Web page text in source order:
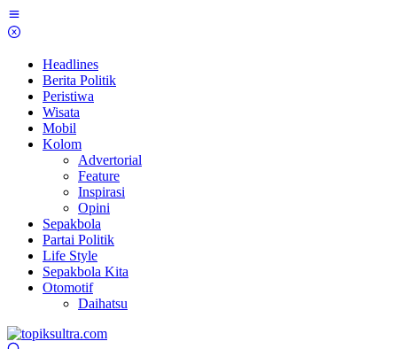
Skip
to
Headlines
Berita Politik
Peristiwa
Wisata
Mobil
Kolom
Advertorial
Feature
Inspirasi
Opini
Sepakbola
Partai Politik
Life Style
Sepakbola Kita
Otomotif
Daihatsu